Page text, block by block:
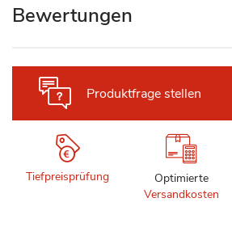
Produktfrage stellen
Tiefpreisprüfung
Optimierte
Versandkosten
Bewertungen